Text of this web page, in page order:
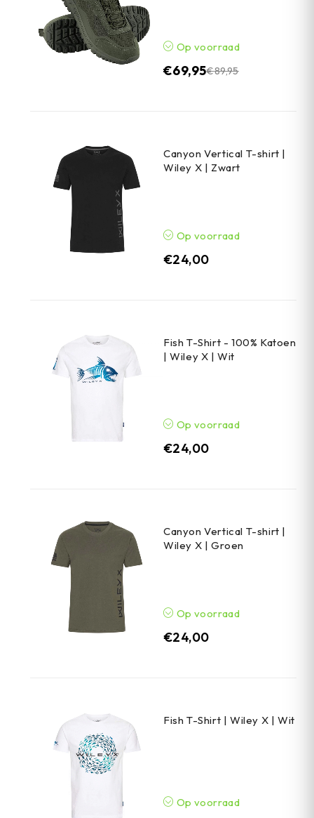
Op voorraad
€89,95
€69,95
Canyon Vertical T-shirt |
Wiley X | Zwart
Op voorraad
€24,00
Fish T-Shirt - 100% Katoen
| Wiley X | Wit
Op voorraad
€24,00
Canyon Vertical T-shirt |
Wiley X | Groen
Op voorraad
€24,00
Fish T-Shirt | Wiley X | Wit
Op voorraad